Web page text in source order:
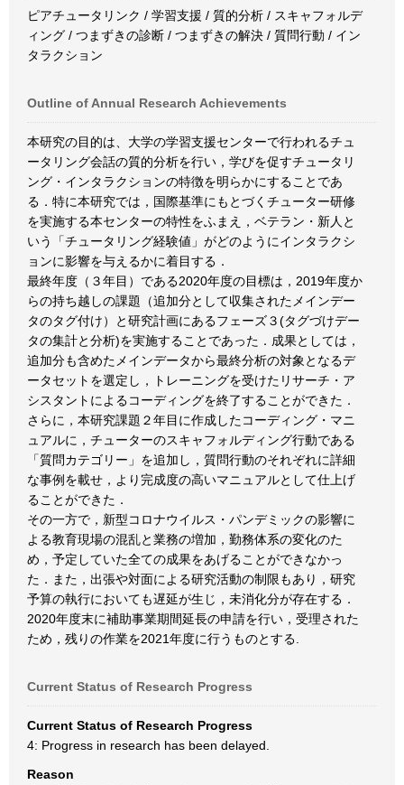
ピアチュータリンク / 学習支援 / 質的分析 / スキャフォルデ
ィング / つまずきの診断 / つまずきの解決 / 質問行動 / イン
タラクション
Outline of Annual Research Achievements
本研究の目的は、大学の学習支援センターで行われるチュ
ータリング会話の質的分析を行い，学びを促すチュータリ
ング・インタラクションの特徴を明らかにすることであ
る．特に本研究では，国際基準にもとづくチューター研修
を実施する本センターの特性をふまえ，ベテラン・新人と
いう「チュータリング経験値」がどのようにインタラクシ
ョンに影響を与えるかに着目する．
最終年度（３年目）である2020年度の目標は，2019年度か
らの持ち越しの課題（追加分として収集されたメインデー
タのタグ付け）と研究計画にあるフェーズ３(タグづけデー
タの集計と分析)を実施することであった．成果としては，
追加分も含めたメインデータから最終分析の対象となるデ
ータセットを選定し，トレーニングを受けたリサーチ・ア
シスタントによるコーディングを終了することができた．
さらに，本研究課題２年目に作成したコーディング・マニ
ュアルに，チューターのスキャフォルディング行動である
「質問カテゴリー」を追加し，質問行動のそれぞれに詳細
な事例を載せ，より完成度の高いマニュアルとして仕上げ
ることができた．
その一方で，新型コロナウイルス・パンデミックの影響に
よる教育現場の混乱と業務の増加，勤務体系の変化のた
め，予定していた全ての成果をあげることができなかっ
た．また，出張や対面による研究活動の制限もあり，研究
予算の執行においても遅延が生じ，未消化分が存在する．
2020年度末に補助事業期間延長の申請を行い，受理された
ため，残りの作業を2021年度に行うものとする.
Current Status of Research Progress
Current Status of Research Progress
4: Progress in research has been delayed.
Reason